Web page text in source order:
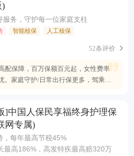
)
服务，守护每一位家庭支柱
智能核保 人工核保
52条评价
配保障，百万保额百元起，女性费率
。家庭守护/日常出行保更多，驾乘自
]中国人保民享福终身护理保
网专属)
，每年最高节税45%
最高186%，高发特疾最高赔320万